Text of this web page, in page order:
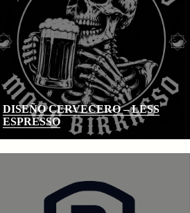
DISEÑO CERVECERO – LESS
ESPRESSO